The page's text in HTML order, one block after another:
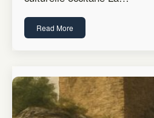
Read More